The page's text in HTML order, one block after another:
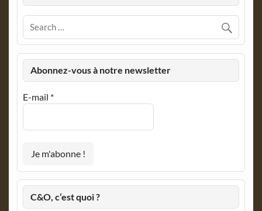
Abonnez-vous à notre newsletter
E-mail *
C&O, c’est quoi ?